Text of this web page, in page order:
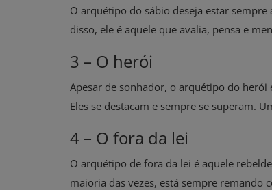
O arquétipo do sábio deseja estar
disso, ele é aquele que avalia, pensa e
3 – O herói
Apesar de sonhador, o arquétipo do herói
Eles se destacam e sempre se superam.
4 – O fora da lei
O arquétipo de fora da lei é aquele
maioria das vezes, está sempre remando